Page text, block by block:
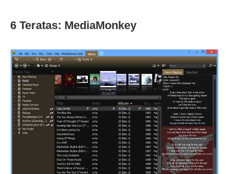
6 Teratas: MediaMonkey